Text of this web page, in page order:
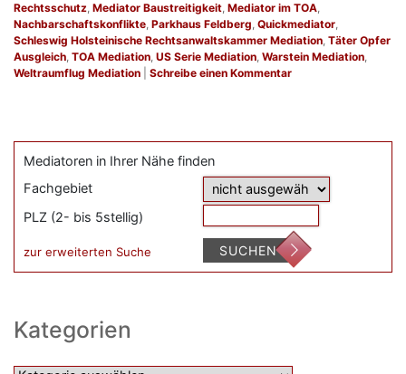
Rechtsschutz, Mediator Baustreitigkeit, Mediator im TOA,
Nachbarschaftskonflikte, Parkhaus Feldberg, Quickmediator,
Schleswig Holsteinische Rechtsanwaltskammer Mediation, Täter Opfer
Ausgleich, TOA Mediation, US Serie Mediation, Warstein Mediation,
Weltraumflug Mediation
Schreibe einen Kommentar
Mediatoren in Ihrer Nähe finden
Fachgebiet
PLZ (2- bis 5stellig)
zur erweiterten Suche SUCHEN
Kategorien